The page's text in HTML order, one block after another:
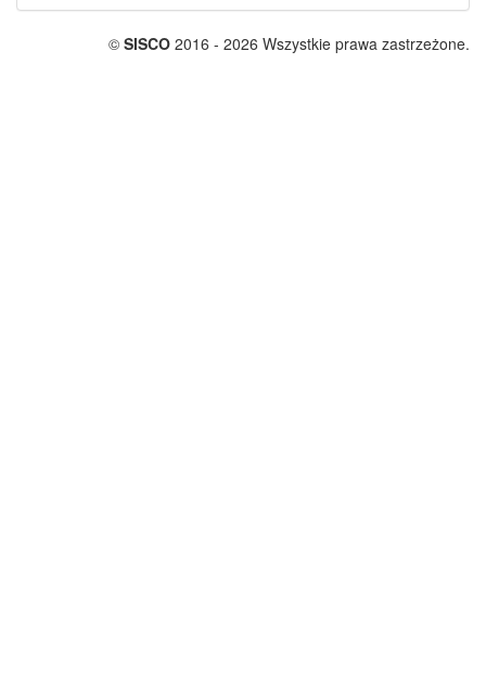
© SISCO 2016 - 2026 Wszystkie prawa zastrzeżone.